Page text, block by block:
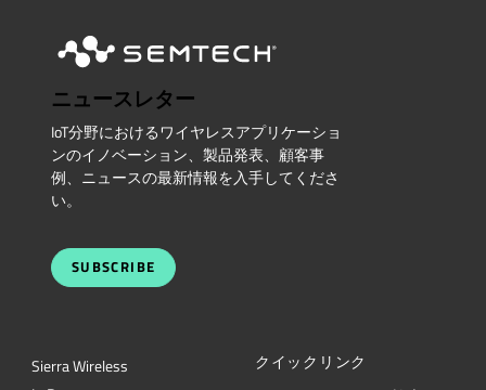
ニュースレター
IoT分野におけるワイヤレスアプリケーショ
ンのイノベーション、製品発表、顧客事
例、ニュースの最新情報を入手してくださ
い。
SUBSCRIBE
Sierra Wireless
クイックリンク